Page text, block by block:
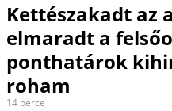
Kettészakadt az
elmaradt a
ponthatárok
roham
14 perce